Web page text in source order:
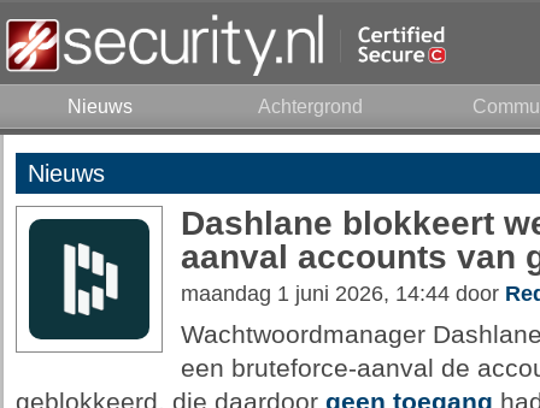
Nieuws Achtergrond
Nieuws
Dashlane blokkeert
aanval accounts van
maandag 1 juni 2026, 14:44 door
Wachtwoordmanager
een bruteforce-aanval de
geblokkeerd, die daardoor geen toegang